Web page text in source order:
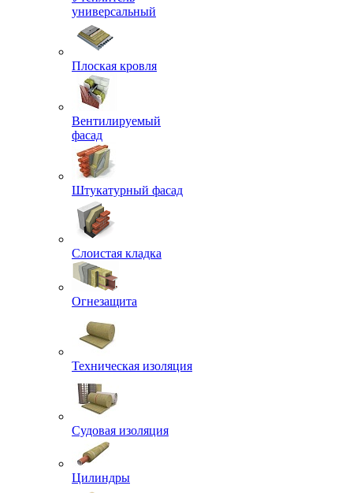
универсальный
Плоская кровля
Вентилируемый
фасад
Штукатурный фасад
Слоистая кладка
Огнезащита
Техническая изоляция
Судовая изоляция
Цилиндры